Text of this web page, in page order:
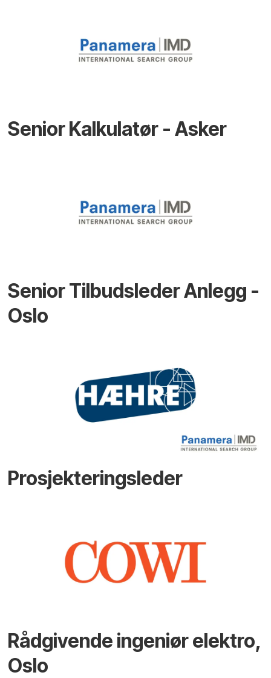
Senior Kalkulatør - Asker
Senior Tilbudsleder Anlegg -
Oslo
Prosjekteringsleder
Rådgivende ingeniør elektro,
Oslo